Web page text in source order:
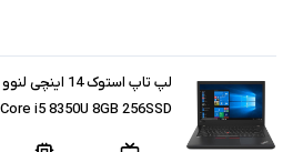
i5 8350U 8GB 256SSD